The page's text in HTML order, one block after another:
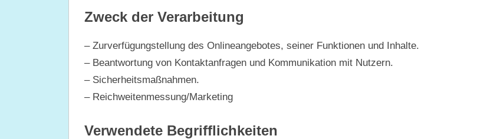
Zweck der Verarbeitung
– Zurverfügungstellung des Onlineangebotes, seiner Funktionen und Inhalte.
– Beantwortung von Kontaktanfragen und Kommunikation mit Nutzern.
– Sicherheitsmaßnahmen.
– Reichweitenmessung/Marketing
Verwendete Begrifflichkeiten